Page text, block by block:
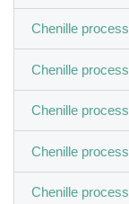
Chenille
Chenille
Chenille
Chenille
Chenille